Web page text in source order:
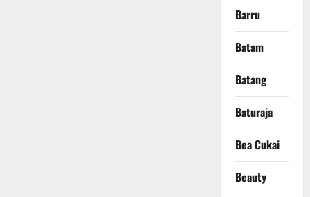
Barru
Batam
Batang
Baturaja
Bea Cukai
Beauty